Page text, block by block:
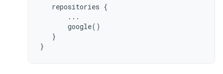
repositories {
...
google()
}
}